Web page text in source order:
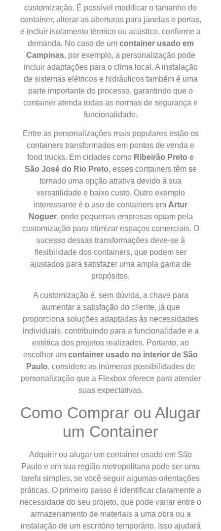
customização. É possível modificar o tamanho do
container, alterar as aberturas para janelas e portas,
e incluir isolamento térmico ou acústico, conforme a
demanda. No caso de um container usado em
Campinas, por exemplo, a personalização pode
incluir adaptações para o clima local. A instalação
de sistemas elétricos e hidráulicos também é uma
parte importante do processo, garantindo que o
container atenda todas as normas de segurança e
funcionalidade.
Entre as personalizações mais populares estão os
containers transformados em pontos de venda e
food trucks. Em cidades como Ribeirão Preto e
São José do Rio Preto, esses containers têm se
tornado uma opção atrativa devido à sua
versatilidade e baixo custo. Outro exemplo
interessante é o uso de containers em Artur
Noguer, onde pequenas empresas optam pela
customização para otimizar espaços comerciais. O
sucesso dessas transformações deve-se à
flexibilidade dos containers, que podem ser
ajustados para satisfazer uma ampla gama de
propósitos.
A customização é, sem dúvida, a chave para
aumentar a satisfação do cliente, já que
proporciona soluções adaptadas às necessidades
individuais, contribuindo para a funcionalidade e a
estética dos projetos realizados. Portanto, ao
escolher um container usado no interior de São
Paulo, considere as inúmeras possibilidades de
personalização que a Flexbox oferece para atender
suas expectativas.
Como Comprar ou Alugar
um Container
Adquirir ou alugar um container usado em São
Paulo e em sua região metropolitana pode ser uma
tarefa simples, se você seguir algumas orientações
práticas. O primeiro passo é identificar claramente a
necessidade do seu projeto, que pode variar entre o
armazenamento de materiais a uma obra ou a
instalação de um escritório temporário. Isso ajudará